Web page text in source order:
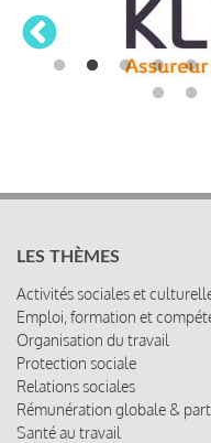
LES THÈMES
Activités sociales et
Emploi, formation et
Organisation du travail
Protection sociale
Relations sociales
Rémunération globale &
Santé au travail